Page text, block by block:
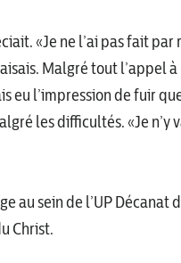
«Je ne l’ai pas fait
Malgré tout
eu l’impression de fuir
les difficultés. «Je
au sein de l’UP
Christ.